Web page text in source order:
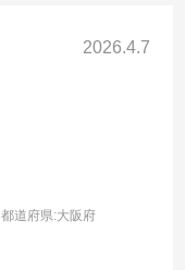
2026.4.7
都道府県:大阪府